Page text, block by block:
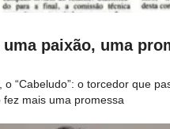
paixão, uma
o “Cabeludo”: o torcedor que
mais uma promessa